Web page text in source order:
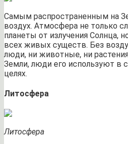
Самым распространенным на
воздух. Атмосфера не только
планеты от излучения Солнца,
всех живых существ. Без
люди, ни животные, ни
Земли, люди его используют в
целях.
Литосфера
Литосфера